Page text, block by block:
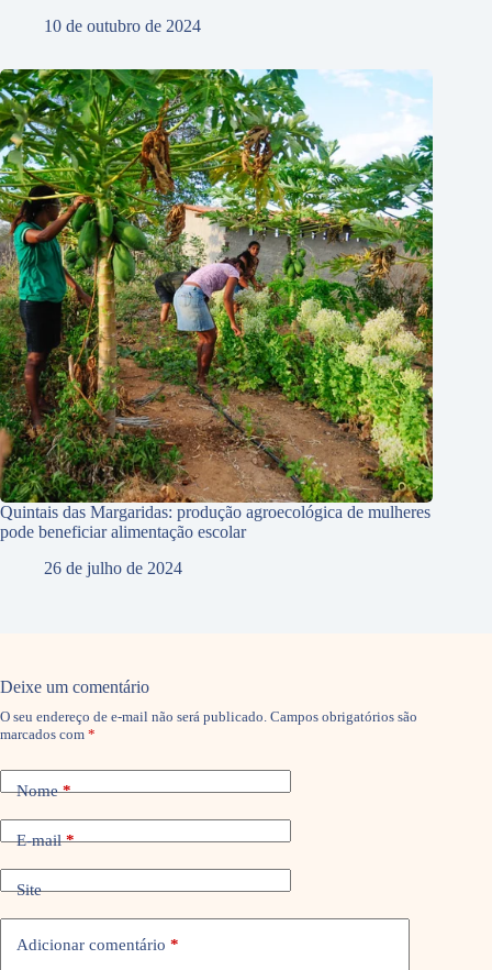
10 de outubro de 2024
Quintais das Margaridas: produção agroecológica de mulheres
pode beneficiar alimentação escolar
26 de julho de 2024
Deixe um comentário
O seu endereço de e-mail não será publicado. Campos obrigatórios são
marcados com *
Nome*
E-mail*
Site
Adicionar comentário *